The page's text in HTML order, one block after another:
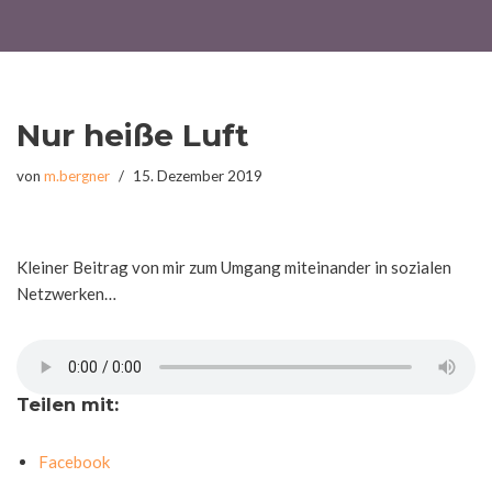
Nur heiße Luft
von m.bergner 15. Dezember 2019
Kleiner Beitrag von mir zum Umgang miteinander in sozialen
Netzwerken…
Teilen mit:
Facebook